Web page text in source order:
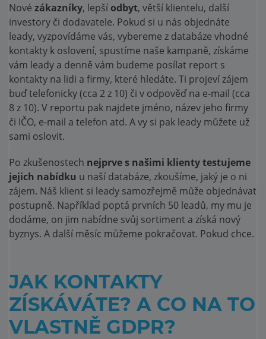
Nové zákazníky, lepšíodbyt, větší klientelu, další
investory či dodavatele. Pokud si u nás objednáte
leady, vyzpovídáme vás, vybereme z databáze vhodné
kontakty k oslovení, spustíme naše kampaně, získáme
vám leady a denně vám budeme posílat report s
kontakty na lidi a firmy, které hledáte. Ti projeví zájem
buď telefonicky (cca 2 z 10) či v odpověď na e-mail (cca
8 z 10). V reportu pak najdete jméno, název jeho firmy
či IČO, e-mail a telefon atd. A vy si pak leady můžete už
sami oslovit.
Po zkušenostech nejprve s našimi klienty testujeme
jejich nabídku u naší databáze, zkoušíme, jaký je o ni
zájem. Náš klient si leady samozřejmě může objednávat
postupně. Například poptá prvních 50 leadů, my mu je
dodáme, on jim nabídne svůj sortiment a získá nový
byznys. A další měsíc můžeme pokračovat. Pokud chce.
JAK KONTAKTY
ZÍSKÁVÁTE? A CO NA TO
VLASTNĚ GDPR?